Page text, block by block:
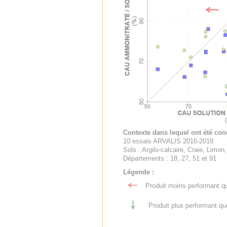
Contexte dans lequel ont été
10 essais ARVALIS 2016-2018
Sols : Argilo-calcaire, Craie,
Départements : 18, 27, 51 et 91
Légende :
Produit moins performant
Produit plus performant